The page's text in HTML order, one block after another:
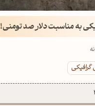
به مناسبت دلار صد تومنی!